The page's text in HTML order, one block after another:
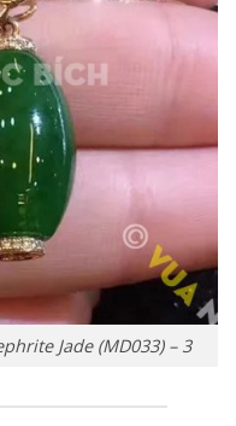
Jade (MD033) – 3